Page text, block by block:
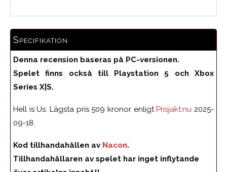
Specifikation
Denna recension baseras på PC-versionen.
Spelet finns också till Playstation 5 och Xbox
Series X|S.
Hell is Us. Lägsta pris 509 kronor enligt Prisjakt.nu 2025-
09-18.
Kod tillhandahållen av Nacon.
Tillhandahållaren av spelet har inget inflytande